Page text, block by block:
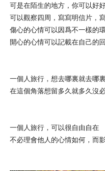
可是在陌生的地方，你可以好
可以觀察四周，寫寫明信片，
傷心的心情可以因爲不一樣的
開心的心情可以記載在自己的
一個人旅行，想去哪裏就去哪
在這個角落想留多久就多久沒
一個人旅行，可以很自由自在
不必理會他人的心情如何，而